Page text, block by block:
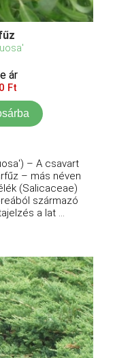
ár
Ft
– A csavart
– más néven
(Salicaceae)
származó
a lat ...